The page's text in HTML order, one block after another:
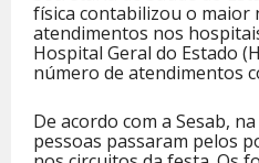
física contabilizou o maior
atendimentos nos
Hospital Geral do Estado
número de atendimentos
De acordo com a Sesab,
pessoas passaram pelos